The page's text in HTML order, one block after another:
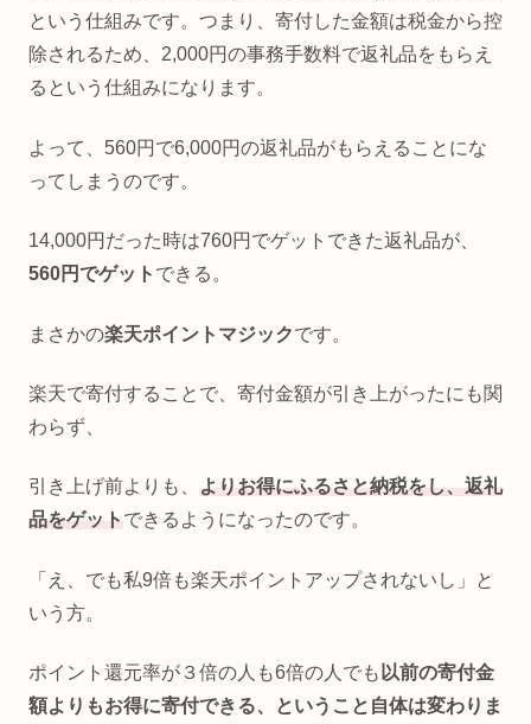
という仕組みです。つまり、寄付した金額は税金から控
除されるため、2,000円の事務手数料で返礼品をもらえ
るという仕組みになります。
よって、560円で6,000円の返礼品がもらえることにな
ってしまうのです。
14,000円だった時は760円でゲットできた返礼品が、
560円でゲット できる。
まさかの楽天ポイントマジックです。
楽天で寄付することで、寄付金額が引き上がったにも関
わらず、
引き上げ前よりも、 よりお得にふるさと納税をし、返礼
品をゲットできるようになったのです。
「え、でも私9倍も楽天ポイントアップされないし」と
いう方。
ポイント還元率が３倍の人も6倍の人でも 以前の寄付金
額よりもお得に寄付できる、ということ自体は変わりま